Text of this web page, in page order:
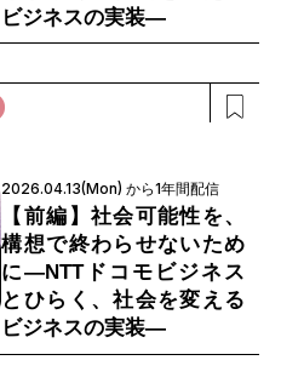
ビジネスの実装―
2026.04.13(Mon) から1年間配信
【前編】社会可能性を、
構想で終わらせないため
に―NTTドコモビジネス
とひらく、社会を変える
ビジネスの実装―